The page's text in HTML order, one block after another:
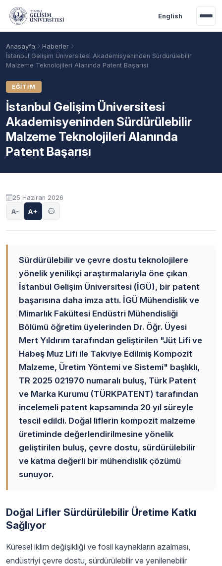
Ana içeriğe geç
English
Anasayfa
Haberler
İstanbul Gelişim Üniversitesi Akademisyeninden Sürdürülebilir
Malzeme Teknolojileri Alanında Patent Başarısı
EĞITIM
İstanbul Gelişim Üniversitesi
Akademisyeninden Sürdürülebilir
Malzeme Teknolojileri Alanında
Patent Başarısı
25 Haziran 2026
A- A+
Sürdürülebilir ve çevre dostu teknolojilere
yönelik yenilikçi araştırmalarıyla öne çıkan
İstanbul Gelişim Üniversitesi (İGÜ), bir patent
başarısına daha imza attı. İGÜ Mühendislik ve
Mimarlık Fakültesi Endüstri Mühendisliği
Bölümü öğretim üyelerinden Dr. Öğr. Üyesi
Mert Yıldırım tarafından geliştirilen "Jüt Lifi ve
Habeş Muz Lifi ile Takviye Edilmiş Kompozit
Malzeme, Üretim Yöntemi ve Sistemi" başlıklı,
TR 2025 021970 numaralı buluş, Türk Patent
ve Marka Kurumu (TÜRKPATENT) tarafından
incelemeli patent kapsamında 20 yıl süreyle
tescil edildi. Doğal liflerin kompozit malzeme
üretiminde değerlendirilmesine yönelik
geliştirilen buluş, çevre dostu, sürdürülebilir
ve katma değerli bir mühendislik çözümü
sunuyor.
Doğal Lifler Sürdürülebilir Üretime Katkı
Sağlıyor
Küresel iklim değişikliği ve fosil kaynakların azalması,
endüstriyi çevre dostu, sürdürülebilir ve yenilenebilir